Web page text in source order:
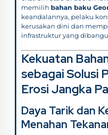
memilih bahan baku
keandalannya, pelaku
kerusakan dini dan
infrastruktur yang
Kekuatan
sebagai Solusi
Erosi Jangka
Daya Tarik dan
Menahan